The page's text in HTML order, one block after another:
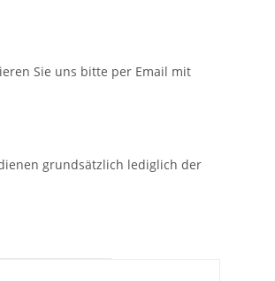
Sie uns bitte per Email mit
grundsätzlich lediglich der